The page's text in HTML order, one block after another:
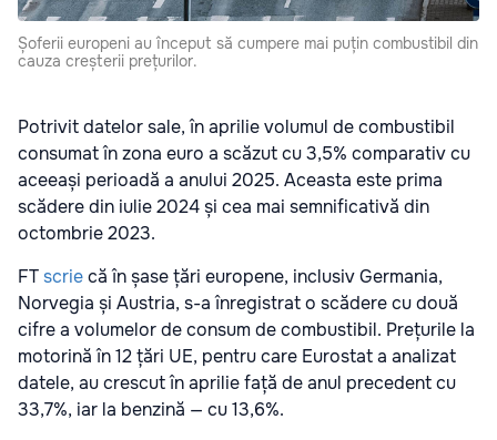
Șoferii europeni au început să cumpere mai puțin combustibil din
cauza creșterii prețurilor.
Potrivit datelor sale, în aprilie volumul de combustibil
consumat în zona euro a scăzut cu 3,5% comparativ cu
aceeași perioadă a anului 2025. Aceasta este prima
scădere din iulie 2024 și cea mai semnificativă din
octombrie 2023.
FTscriecă în șase țări europene, inclusiv Germania,
Norvegia și Austria, s-a înregistrat o scădere cu două
cifre a volumelor de consum de combustibil. Prețurile la
motorină în 12 țări UE, pentru care Eurostat a analizat
datele, au crescut în aprilie față de anul precedent cu
33,7%, iar la benzină — cu 13,6%.